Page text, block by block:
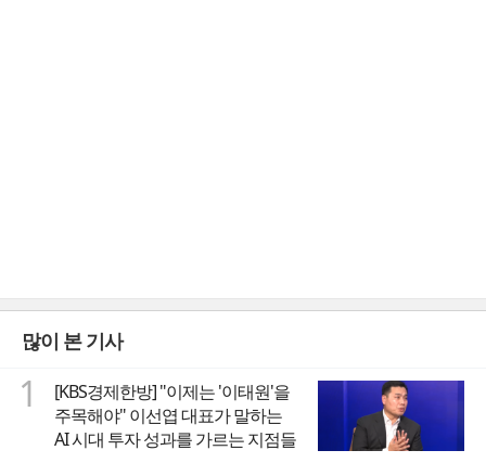
많이 본 기사
1
[KBS경제한방] "이제는 '이태원'을
주목해야" 이선엽 대표가 말하는
AI 시대 투자 성과를 가르는 지점들